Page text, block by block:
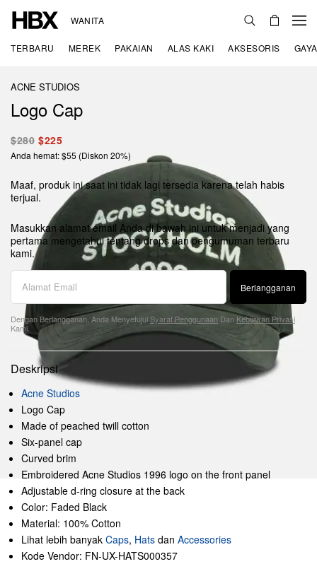
WANITA
TERBARU MEREK PAKAIAN ALAS KAKI AKSESORIS
ACNE STUDIOS
Logo Cap
$280 $225
Anda hemat: $55 (Diskon 20%)
Maaf, produk ini saat ini tidak lagi tersedia karena telah habis
terjual.
Masukkan alamat email Anda di bawah ini untuk menjadi yang
pertama mengetahui tentang drops dan pengumuman terbaru
kami.
Berlangganan
Dengan Berlangganan, Anda MenyetujuiSyarat Penggunaan Dan Kebijakan Privasi
Kami.
Deskripsi
Acne Studios
Logo Cap
Made of peached twill cotton
Six-panel cap
Curved brim
Embroidered Acne Studios 1996 logo on the front panel
Adjustable d-ring closure at the back
Color: Faded Black
Material: 100% Cotton
Lihat lebih banyak Caps, Hats dan Accessories
Kode Vendor: FN-UX-HATS000357